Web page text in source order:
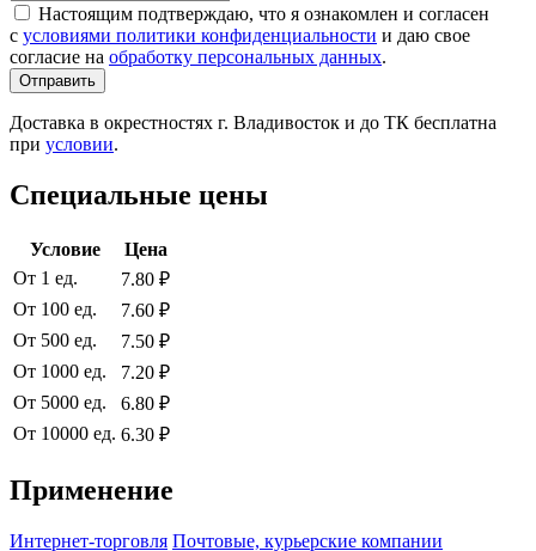
Настоящим подтверждаю, что я ознакомлен и согласен
с условиями политики конфиденциальности и даю свое
согласие на обработку персональных данных.
Отправить
Доставка в окрестностях г. Владивосток и до ТК бесплатна
при условии.
Специальные цены
Условие
Цена
От 1 ед.
7.80 ₽
От 100 ед.
7.60 ₽
От 500 ед.
7.50 ₽
От 1000 ед.
7.20 ₽
От 5000 ед.
6.80 ₽
От 10000 ед. 6.30 ₽
Применение
Интернет-торговля Почтовые, курьерские компании